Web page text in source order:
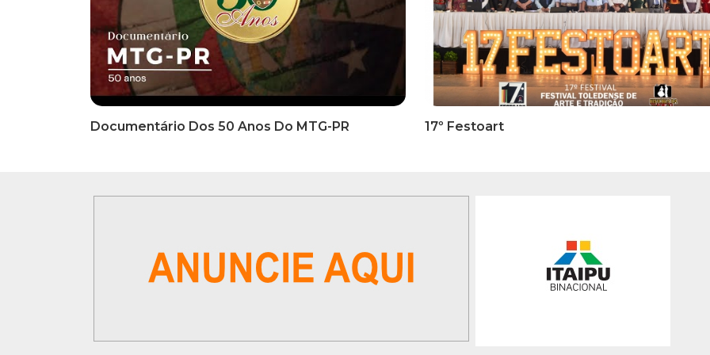
INFORMATIVOS
EDITAL DE CONVOCAÇÃO Nº
002/2026 - PROCESSO DE
SELEÇÃO DE EMPRESA PARA
PRESTAÇÃO DE SERVIÇOS DE
MARKETING E COMUNICAÇÃO
INFORMATIVOS
COMUNICADO OFICIAL -
Inscrições Para A 1ª Etapa
Classificatória Do 35º FEPART,
Que Ocorrerá Do Dia 05 Ao Dia
07 De Junho De 2026
INFORMATIVOS
EDITAL 3/2026 –
INSCRIÇÕES 1ª ETAPA
CLASSIFICATÓRIA DO 35°
FEPART